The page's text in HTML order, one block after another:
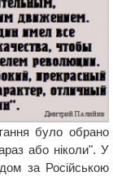
було обрано
або ніколи". У
за Російською